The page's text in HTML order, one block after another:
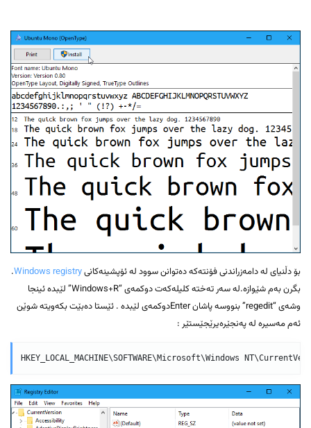
بۆ دڵنیای لە دامەزراندنی فۆنتەکە دەتوانن سوود لە ئۆپشینەکانیWindows registry
.
بگرن بەم شێوازە.لە سەر تەختە کلیلەکەت دوکمەی “Windows+R” لێبدە ئینجا
وشەی “regedit” بنووسە پاشان Enterدوکمەی لێبدە . ئێستا دەبێت بکەویتە شوێن
ئەم مەسیرە لە پەنجێرەیرێجێستێر :